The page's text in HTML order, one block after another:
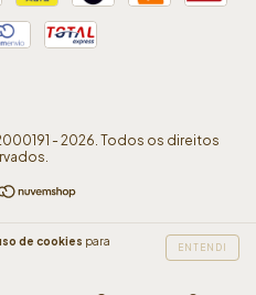
de cookies para
ENTENDI
- 2026. Todos os direitos